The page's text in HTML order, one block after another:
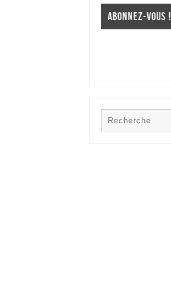
ABONNEZ-VOUS !